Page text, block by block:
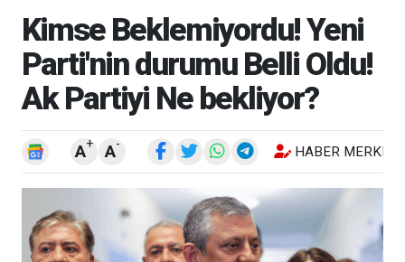
Kimse Beklemiyordu! Yeni
Parti'nin durumu Belli Oldu!
Ak Partiyi Ne bekliyor?
A+ A- HABER MERKEZI